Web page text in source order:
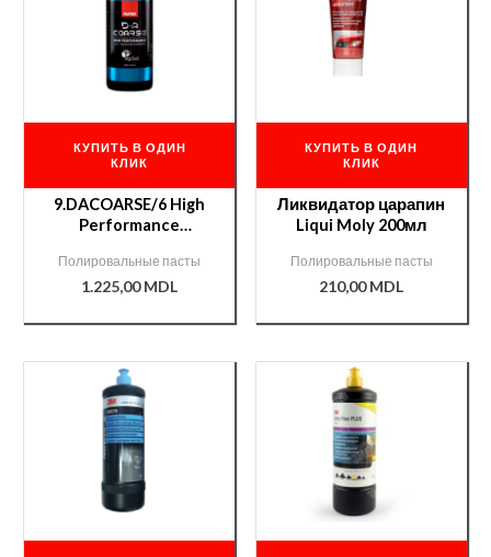
КУПИТЬ В ОДИН
КЛИК
9.DACOARSE/6 High
Performance
Rupes(синий
колпачок) 1L
Полировальные пасты
1.225,00MDL
КУПИТЬ В ОДИН
КЛИК
Ликвидатор царапин
Liqui Moly 200мл
Полировальные пасты
210,00MDL